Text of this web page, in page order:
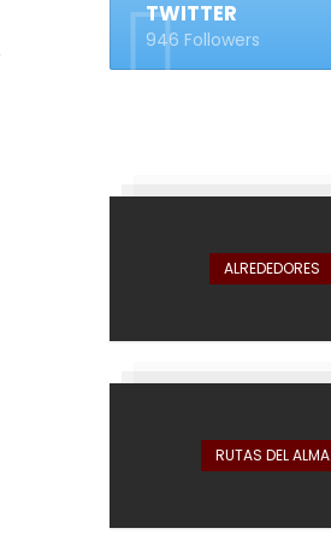
TWITTER
946 Followers
ALREDEDORES
RUTAS DEL ALMA